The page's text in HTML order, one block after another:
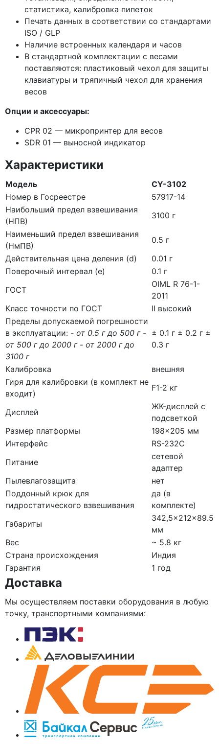
статистика, калибровка пипеток
Печать данных в соответствии со стандартами
ISO / GLP
Наличие встроенных календаря и часов
В стандартной комплектации с весами
поставляются: пластиковый чехол для защиты
клавиатуры и тряпичный чехол для хранения
весов
Опции и аксессуары:
CPR 02 — микропринтер для весов
SDR 01 — выносной индикатор
Характеристики
Модель
CY-3102
Номер в Госреестре
57917-14
Наибольший предел взвешивания
(НПВ)
3100 г
Наименьший предел взвешивания
(НмПВ)
0.5 г
Действительная цена деления (d)
0.01 г
Поверочный интервал (е)
0.1 г
ГОСТ
OIML R 76-1-
2011
Класс точности по ГОСТ
II высокий
Пределы допускаемой погрешности
в эксплуатации: - от 0.5 г до 500 г -
от 500 г до 2000 г - от 2000 г до
3100 г
± 0.1 г ± 0.2 г ±
0.3 г
Калибровка
внешняя
Гиря для калибровки (в комплект не
входит)
F1-2 кг
Дисплей
ЖК-дисплей с
подсветкой
Размер платформы
198×205 мм
Интерфейс
RS-232C
Питание
сетевой
адаптер
Пылевлагозащита
нет
Поддонный крюк для
гидростатического взвешивания
да (в
комплекте)
Габариты
342,5×212×89.5
мм
Вес
~ 5.8 кг
Страна происхождения
Индия
Гарантия
1 год
Доставка
Мы осуществляем поставки оборудования в любую
точку, транспортными компаниями: